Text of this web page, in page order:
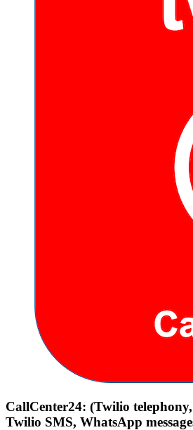
CallCenter24: (Twilio
Twilio SMS, WhatsApp